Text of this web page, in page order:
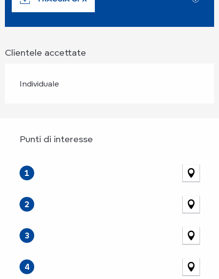
Clientele accettate
Individuale
Punti di interesse
1
2
3
4